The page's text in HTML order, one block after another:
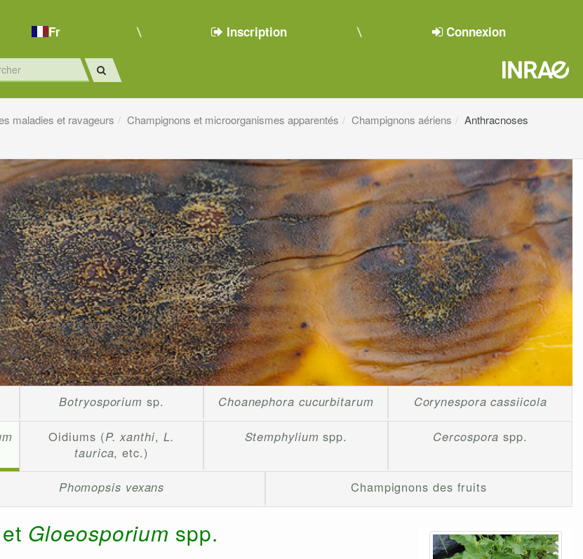
Fr Inscription Connexion
maladies et ravageurs Champignons et microorganismes apparentés Champignons aériens
Anthracnoses
Botryosporium sp. Choanephora cucurbitarum Corynespora cassiicola
Oidiums (P. xanthi, L.
taurica, etc.)
Stemphylium spp. Cercospora spp.
Phomopsis vexans Champignons des fruits
et Gloeosporium spp.